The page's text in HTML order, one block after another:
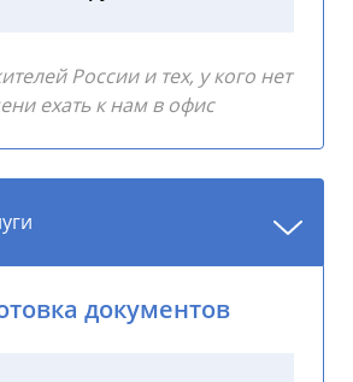
России и тех, у кого нет
ехать к нам в офис
документов